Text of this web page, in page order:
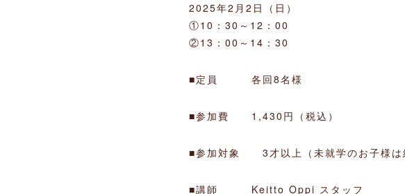
2025年2月2日（日）
①10：30～12：00
②13：00～14：30
■定員 各回8名様
■参加費 1,430円（税込）
■参加対象 3才以上（未就学のお子様は
■講師 Keitto Oppi スタッフ